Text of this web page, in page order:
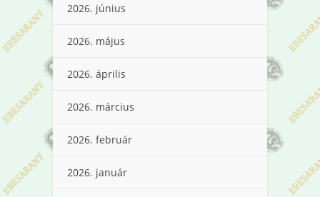
2026. június
2026. május
2026. április
2026. március
2026. február
2026. január